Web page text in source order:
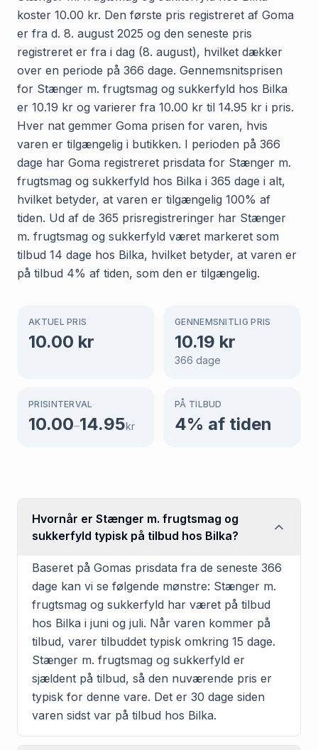
koster 10.00 kr. Den første pris registreret af Goma
er fra d. 8. august 2025 og den seneste pris
registreret er fra i dag (8. august), hvilket dækker
over en periode på 366 dage. Gennemsnitsprisen
for Stænger m. frugtsmag og sukkerfyld hos Bilka
er 10.19 kr og varierer fra 10.00 kr til 14.95 kr i pris.
Hver nat gemmer Goma prisen for varen, hvis
varen er tilgængelig i butikken. I perioden på 366
dage har Goma registreret prisdata for Stænger m.
frugtsmag og sukkerfyld hos Bilka i 365 dage i alt,
hvilket betyder, at varen er tilgængelig 100% af
tiden. Ud af de 365 prisregistreringer har Stænger
m. frugtsmag og sukkerfyld været markeret som
tilbud 14 dage hos Bilka, hvilket betyder, at varen er
på tilbud 4% af tiden, som den er tilgængelig.
AKTUEL PRIS
10.00 kr
GENNEMSNITLIG PRIS
10.19 kr
366 dage
PRISINTERVAL
10.00–14.95kr
PÅ TILBUD
4% af tiden
Hvornår er Stænger m. frugtsmag og
sukkerfyld typisk på tilbud hos Bilka?
Baseret på Gomas prisdata fra de seneste 366
dage kan vi se følgende mønstre: Stænger m.
frugtsmag og sukkerfyld har været på tilbud
hos Bilka i juni og juli. Når varen kommer på
tilbud, varer tilbuddet typisk omkring 15 dage.
Stænger m. frugtsmag og sukkerfyld er
sjældent på tilbud, så den nuværende pris er
typisk for denne vare. Det er 30 dage siden
varen sidst var på tilbud hos Bilka.